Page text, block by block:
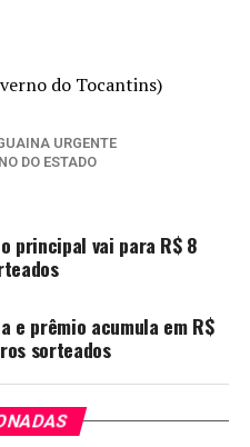
do Tocantins)
URGENTE
DO ESTADO
principal vai para R$ 8
e prêmio acumula em R$
sorteados